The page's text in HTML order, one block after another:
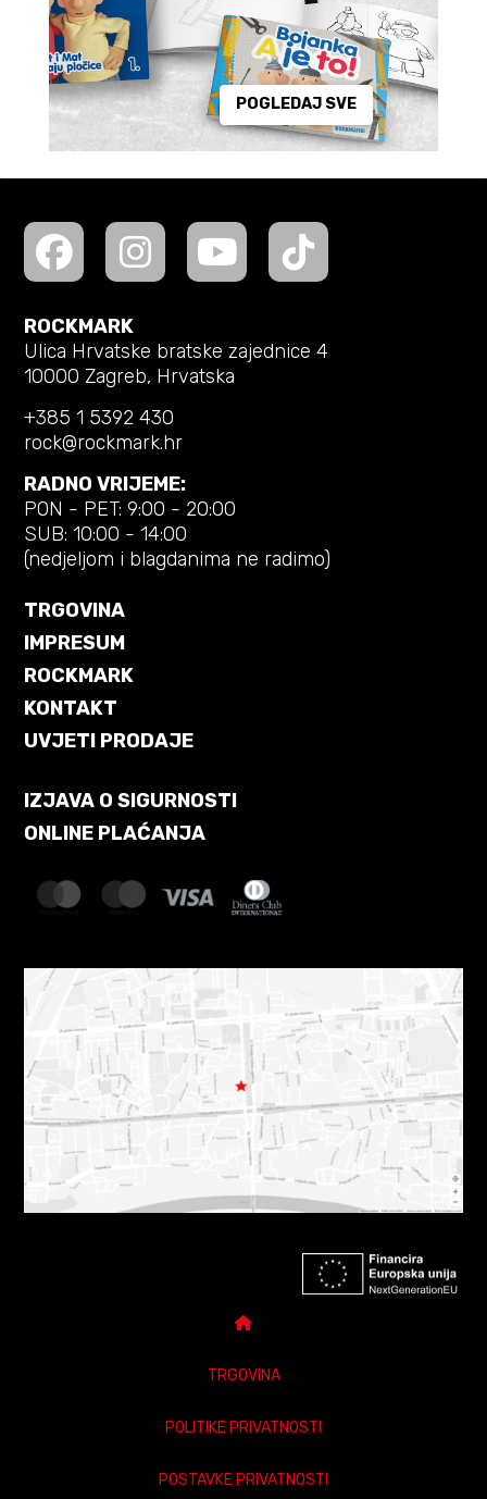
POGLEDAJ SVE
ROCKMARK
Ulica Hrvatske bratske zajednice 4
10000 Zagreb, Hrvatska
+385 1 5392 430
rock@rockmark.hr
RADNO VRIJEME:
PON - PET: 9:00 - 20:00
SUB: 10:00 - 14:00
(nedjeljom i blagdanima ne radimo)
TRGOVINA
IMPRESUM
ROCKMARK
KONTAKT
UVJETI PRODAJE
IZJAVA O SIGURNOSTI
ONLINE PLAĆANJA
TRGOVINA
POLITIKE PRIVATNOSTI
POSTAVKE PRIVATNOSTI